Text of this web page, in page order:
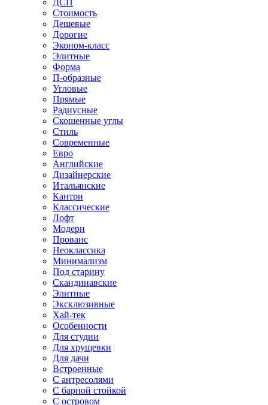
ДСП
Стоимость
Дешевые
Дорогие
Эконом-класс
Элитные
Форма
П-образные
Угловые
Прямые
Радиусные
Скошенные углы
Стиль
Современные
Евро
Английские
Дизайнерские
Итальянские
Кантри
Классические
Лофт
Модерн
Прованс
Неоклассика
Минимализм
Под старину
Скандинавские
Элитные
Эксклюзивные
Хай-тек
Особенности
Для студии
Для хрущевки
Для дачи
Встроенные
С антресолями
С барной стойкой
С островом